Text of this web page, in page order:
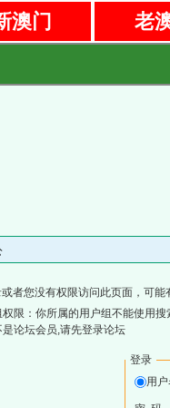
澳门 老
者您没有权限访问此页面，可能
权限：你所属的用户组不能使用搜
是论坛会员,请先登录论坛
登录
用